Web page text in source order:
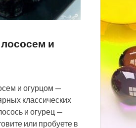
и
и огурцом —
классических
и огурец —
или пробуете в